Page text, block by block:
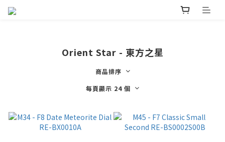
Orient Star - 東方之星
商品排序
每頁顯示 24 個